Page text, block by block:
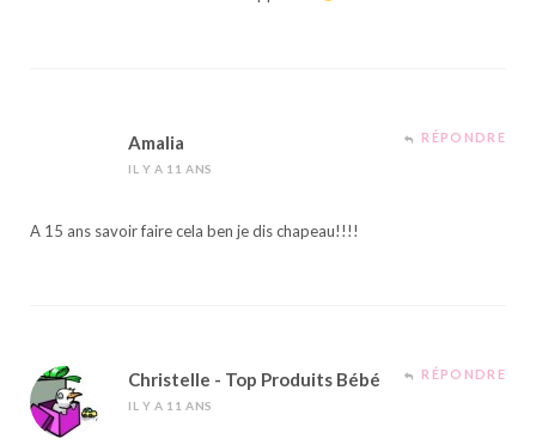
Amalia
IL Y A 11 ANS
RÉPONDRE
A 15 ans savoir faire cela ben je dis chapeau!!!!
Christelle - Top Produits Bébé
IL Y A 11 ANS
RÉPONDRE